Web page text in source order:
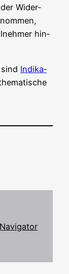
Wider­
hin­
Indi­ka­
Navigator